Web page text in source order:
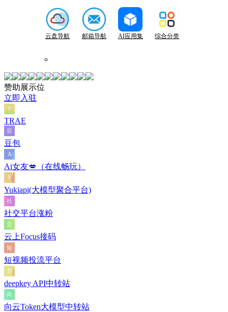
云盘导航 邮箱导航 AI应用集 综合分类
赞助展示位
立即入驻
TRAE
豆包
Ai女友💋（在线畅玩）
Yukiapi(大模型聚合平台)
社交平台涨粉
云上Focus接码
短视频投流平台
deepkey API中转站
向云Token大模型中转站